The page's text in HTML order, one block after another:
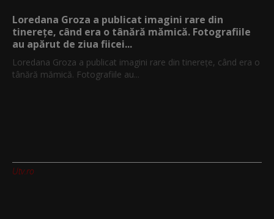
Loredana Groza a publicat imagini rare din
tinerețe, când era o tânără mămică. Fotografiile
au apărut de ziua fiicei...
Loredana Groza a publicat imagini rare din tinerețe, când era o
tânără mămică. Fotografiile au...
Utv.ro